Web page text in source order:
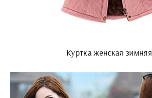
Куртка женская зимняя